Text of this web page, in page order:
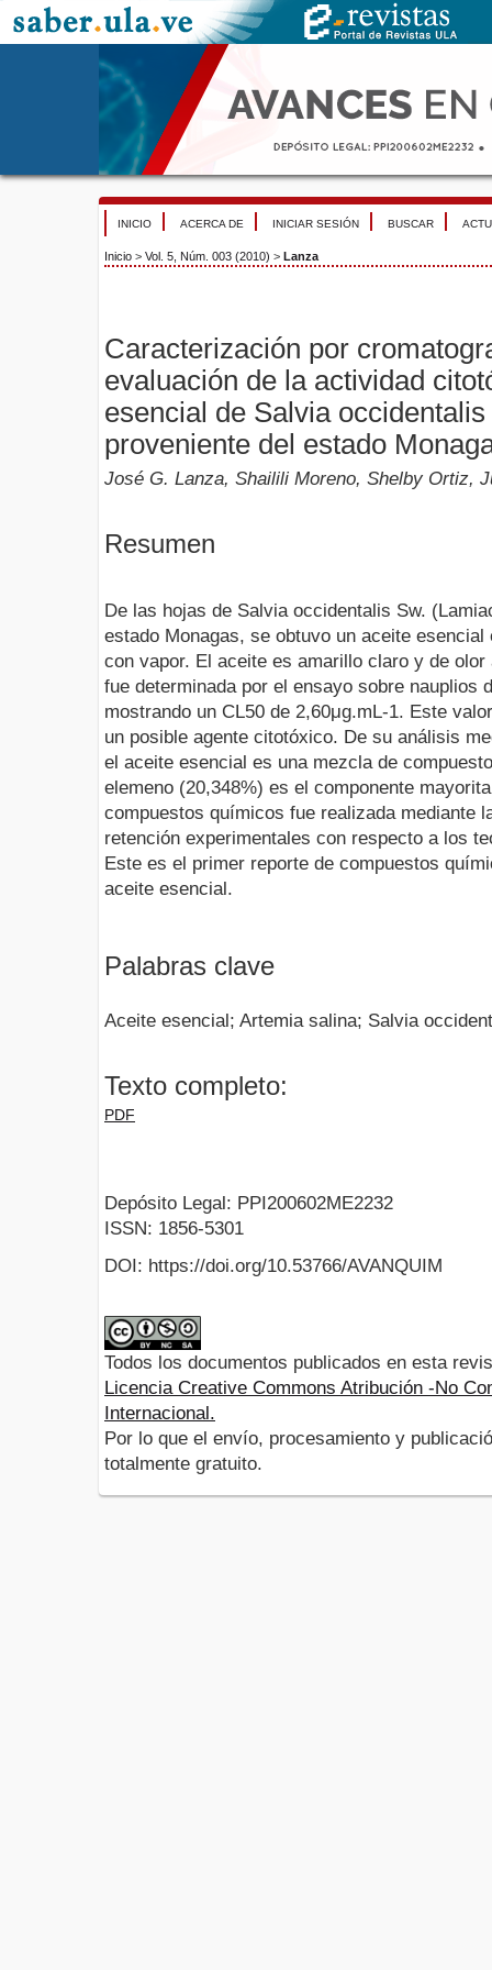
INICIO ACERCA DE INICIAR SESIÓN BUSCAR
Inicio > Vol. 5, Núm. 003 (2010) > Lanza
Caracterización por
evaluación de la actividad
esencial de Salvia
proveniente del estado
José G. Lanza, Shailili Moreno, Shelby Ortiz,
Resumen
De las hojas de Salvia occidentalis Sw.
estado Monagas, se obtuvo un aceite
con vapor. El aceite es amarillo claro y de
fue determinada por el ensayo sobre nauplios
mostrando un CL50 de 2,60μg.mL-1. Este
un posible agente citotóxico. De su análisis
el aceite esencial es una mezcla de
elemeno (20,348%) es el componente
compuestos químicos fue realizada mediante
retención experimentales con respecto a los
Este es el primer reporte de compuestos
aceite esencial.
Palabras clave
Aceite esencial; Artemia salina; Salvia
Texto completo:
PDF
Depósito Legal: PPI200602ME2232
ISSN: 1856-5301
DOI: https://doi.org/10.53766/AVANQUIM
Todos los documentos publicados en esta
Licencia Creative Commons Atribución -No
Internacional.
Por lo que el envío, procesamiento y
totalmente gratuito.